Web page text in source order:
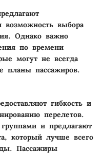
возможность выбора
Однако важно
по времени
могут не всегда
планы пассажиров.
гибкость и
перелетов.
и предлагают
который лучше всего
Пассажиры